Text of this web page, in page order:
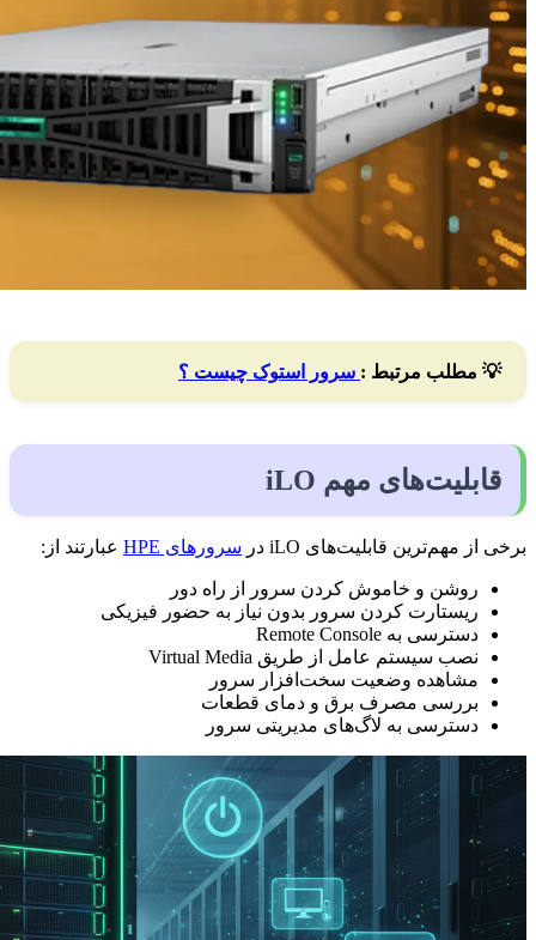
💡 مطلب مرتبط : سرور استوک چیست ؟
قابلیت‌های مهم iLO
برخی از مهم‌ترین قابلیت‌های iLO در سرورهای HPE عبارتند از:
روشن و خاموش کردن سرور از راه دور
ریستارت کردن سرور بدون نیاز به حضور فیزیکی
دسترسی به Remote Console
نصب سیستم عامل از طریق Virtual Media
مشاهده وضعیت سخت‌افزار سرور
بررسی مصرف برق و دمای قطعات
دسترسی به لاگ‌های مدیریتی سرور